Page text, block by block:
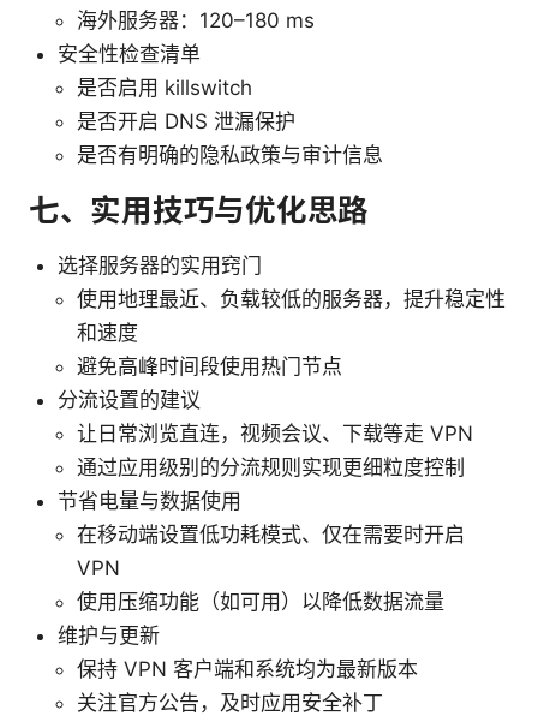
海外服务器：120–180 ms
安全性检查清单
是否启用 killswitch
是否开启 DNS 泄漏保护
是否有明确的隐私政策与审计信息
七、实用技巧与优化思路
选择服务器的实用窍门
使用地理最近、负载较低的服务器，提升稳定性
和速度
避免高峰时间段使用热门节点
分流设置的建议
让日常浏览直连，视频会议、下载等走 VPN
通过应用级别的分流规则实现更细粒度控制
节省电量与数据使用
在移动端设置低功耗模式、仅在需要时开启
VPN
使用压缩功能（如可用）以降低数据流量
维护与更新
保持 VPN 客户端和系统均为最新版本
关注官方公告，及时应用安全补丁